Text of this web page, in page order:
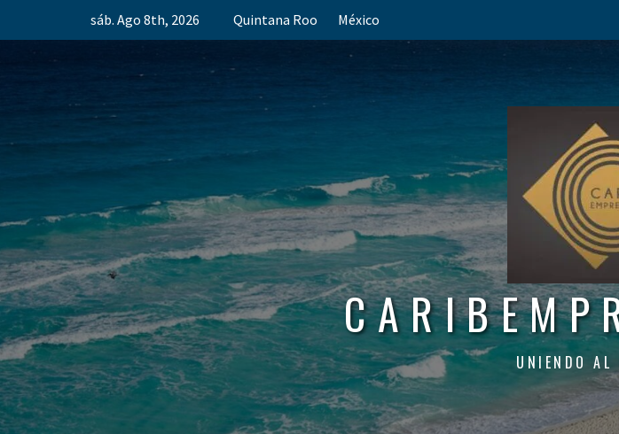
sáb. Ago 8th, 2026 Quintana Roo México
UNIENDO AL